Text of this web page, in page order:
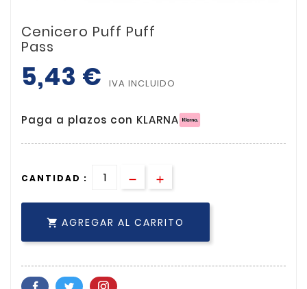
Cenicero Puff Puff
Pass
5,43 € IVA INCLUIDO
Paga a plazos con KLARNA
CANTIDAD :
 AGREGAR AL CARRITO